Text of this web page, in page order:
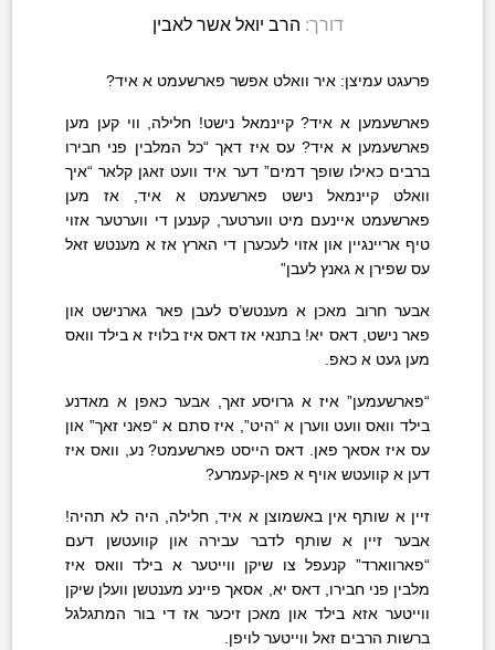
דורך: הרב יואל אשר לאבין
פרעגט עמיצן: איר וואלט אפשר פארשעמט א איד?
פארשעמען א איד? קיינמאל נישט! חלילה, ווי קען מען
פארשעמען א איד? עס איז דאך “כל המלבין פני חבירו
ברבים כאילו שופך דמים” דער איד וועט זאגן קלאר “איך
וואלט קיינמאל נישט פארשעמט א איד, אז מען
פארשעמט איינעם מיט ווערטער, קענען די ווערטער אזוי
טיף אריינגיין און אזוי לעכערן די הארץ אז א מענטש זאל
עס שפירן א גאנץ לעבן”
אבער חרוב מאכן א מענטש’ס לעבן פאר גארנישט און
פאר נישט, דאס יא! בתנאי אז דאס איז בלויז א בילד וואס
מען געט א כאפ.
“פארשעמען” איז א גרויסע זאך, אבער כאפן א מאדנע
בילד וואס וועט ווערן א “היט”, איז סתם א “פאני זאך” און
עס איז אסאך פאן. דאס הייסט פארשעמט? נע, וואס איז
דען א קוועטש אויף א פאן-קעמרע?
זיין א שותף אין באשמוצן א איד, חלילה, היה לא תהיה!
אבער זיין א שותף לדבר עבירה און קוועטשן דעם
“פארווארד” קנעפל צו שיקן ווייטער א בילד וואס איז
מלבין פני חבירו, דאס יא, אסאך פיינע מענטשן וועלן שיקן
ווייטער אזא בילד און מאכן זיכער אז די בור המתגלגל
ברשות הרבים זאל ווייטער לויפן.